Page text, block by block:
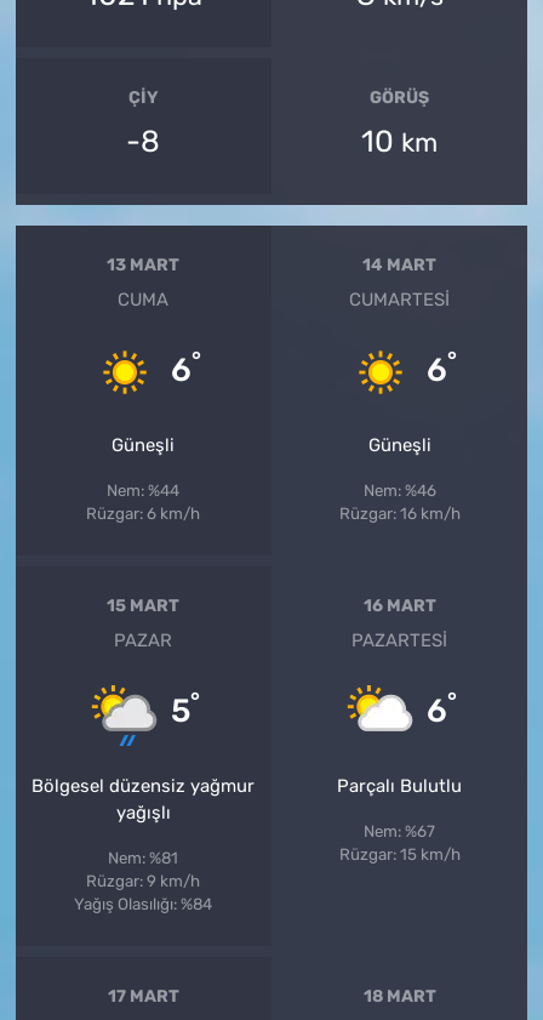
ÇIY
-8
GÖRÜŞ
10 km
13 MART
CUMA
6°
Güneşli
Nem: %44
Rüzgar: 6 km/h
14 MART
CUMARTESI
6°
Güneşli
Nem: %46
Rüzgar: 16 km/h
15 MART
PAZAR
5°
Bölgesel düzensiz yağmur
yağışlı
Nem: %81
Rüzgar: 9 km/h
Yağış Olasılığı: %84
16 MART
PAZARTESI
6°
Parçalı Bulutlu
Nem: %67
Rüzgar: 15 km/h
17 MART 18 MART